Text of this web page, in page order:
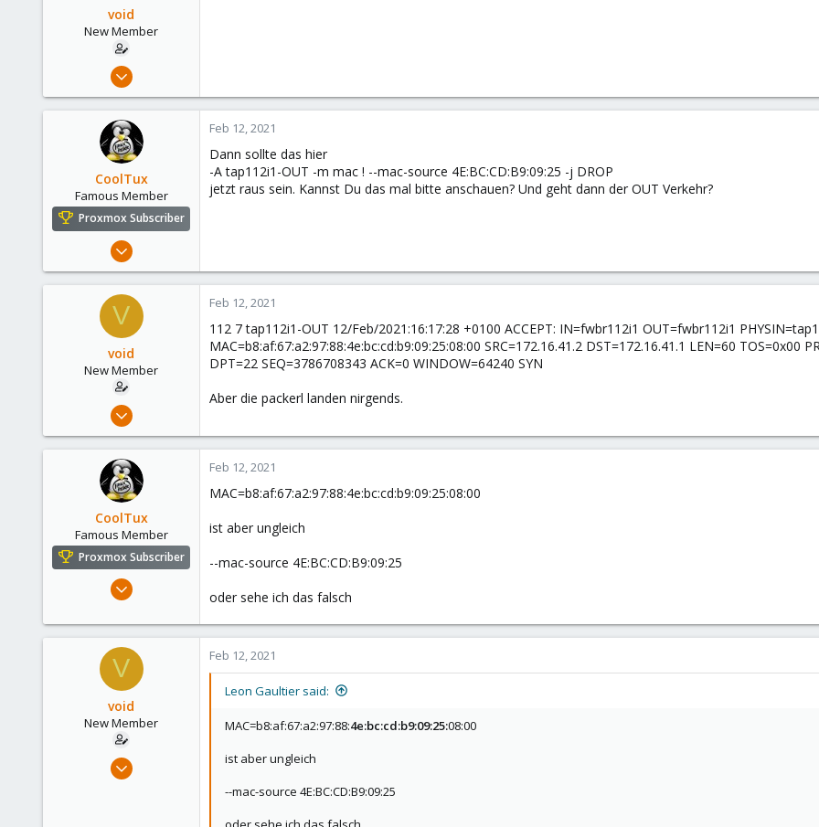
void
New Member
Feb 12, 2021
1
CoolTux
Famous Member
Proxmox Subscriber
Mar 14, 2019
232
Feb 12, 2021
Dann sollte das hier
-A tap112i1-OUT -m mac ! --mac-source 4E:BC:CD:B9:09:25 -j DROP
jetzt raus sein. Kannst Du das mal bitte anschauen? Und geht dann der OUT Verkehr?
V
void
New Member
Feb 12, 2021
1
Feb 12, 2021
112 7 tap112i1-OUT 12/Feb/2021:16:17:28 +0100 ACCEPT: IN=fwbr112i1 OUT=fwbr112i1
MAC=b8:af:67:a2:97:88:4e:bc:cd:b9:09:25:08:00 SRC=172.16.41.2 DST=172.16.41.1 LEN=60 TOS=0x00
DPT=22 SEQ=3786708343 ACK=0 WINDOW=64240 SYN
Aber die packerl landen nirgends.
CoolTux
Famous Member
Proxmox Subscriber
Mar 14, 2019
232
Feb 12, 2021
MAC=b8:af:67:a2:97:88:4e:bc:cd:b9:09:25:08:00
ist aber ungleich
--mac-source 4E:BC:CD:B9:09:25
oder sehe ich das falsch
V
void
New Member
Feb 12, 2021
Feb 12, 2021
Leon Gaultier said:
MAC=b8:af:67:a2:97:88:4e:bc:cd:b9:09:25:08:00
ist aber ungleich
--mac-source 4E:BC:CD:B9:09:25